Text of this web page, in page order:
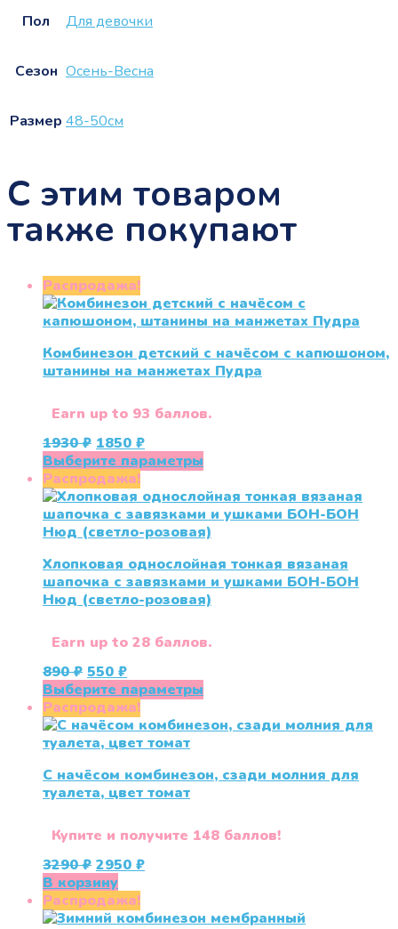
Пол Для девочки
Сезон Осень-Весна
Размер 48-50см
С этим товаром
также покупают
Распродажа!
Комбинезон детский с начёсом с капюшоном,
штанины на манжетах Пудра
Earn up to 93 баллов.
1930₽ Первоначальная
цена
составляла
1930 ₽.
1850₽Текущая
цена:
Выберите параметры
имеет
несколько
вариаций.
можно
выбрать
на
товара.
Распродажа!
Хлопковая однослойная тонкая вязаная
шапочка с завязками и ушками БОН-БОН
Нюд (светло-розовая)
Earn up to 28 баллов.
890₽ Первоначальная
цена
составляла
890 ₽.
550₽Текущая
цена:
550 ₽.
Выберите параметры
имеет
Опции
на
Распродажа!
С начёсом комбинезон, сзади молния для
туалета, цвет томат
Купите и получите 148 баллов!
3290₽ Первоначальная
цена
составляла
3290 ₽.
2950₽Текущая
В корзину
Распродажа!